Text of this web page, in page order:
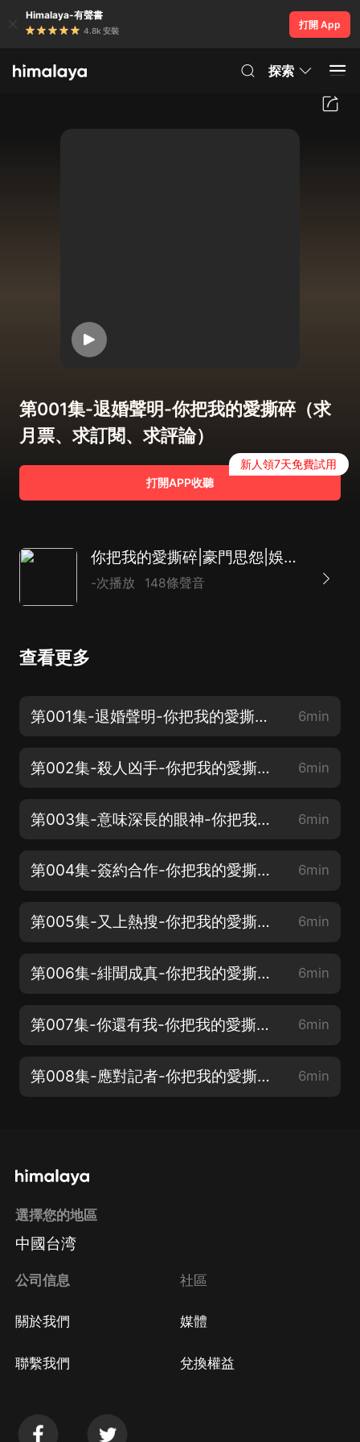
Himalaya-有聲書
4.8k 安裝
打開 App
探索
第001集-退婚聲明-你把我的愛撕碎（求
月票、求訂閱、求評論）
打開APP收聽
新人領7天免費試用
你把我的愛撕碎|豪門思怨|娛樂圈總裁|AI多播
-次播放 148條聲音
查看更多
第001集-退婚聲明-你把我的愛撕碎（求月票、求訂閱、求評論） 6min
第002集-殺人凶手-你把我的愛撕碎（求月票、求訂閱、求評論） 6min
第003集-意味深長的眼神-你把我的愛撕碎（求月票、求訂閱、求評論） 6min
第004集-簽約合作-你把我的愛撕碎（求月票、求訂閱、求評論） 6min
第005集-又上熱搜-你把我的愛撕碎（求月票、求訂閱、求評論） 6min
第006集-緋聞成真-你把我的愛撕碎（求月票、求訂閱、求評論） 6min
第007集-你還有我-你把我的愛撕碎（求月票、求訂閱、求評論） 6min
第008集-應對記者-你把我的愛撕碎（求月票、求訂閱、求評論） 6min
選擇您的地區
中國台湾
公司信息
關於我們
聯繫我們
社區
媒體
兌換權益